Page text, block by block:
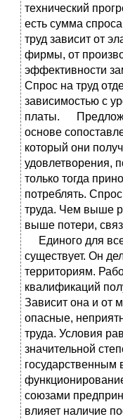
технический
есть сумма
труд зависит от
фирмы, от
эффективности
Спрос на труд
зависимостью с
платы.
основе
который они
удовлетворения,
только тогда
потреблять.
труда. Чем выше
выше потери,
Единого для
существует. Он
территориям.
квалификаций
Зависит она и от
опасные,
труда. Условия
значительной
государственным
союзами
влияет наличие